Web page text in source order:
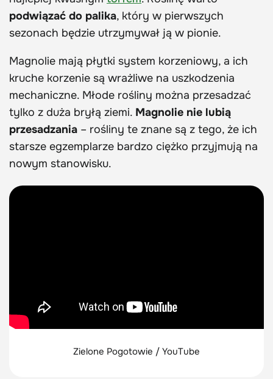
podwiązać do palika, który w pierwszych
sezonach będzie utrzymywał ją w pionie.
Magnolie mają płytki system korzeniowy, a ich
kruche korzenie są wrażliwe na uszkodzenia
mechaniczne. Młode rośliny można przesadzać
tylko z duża bryłą ziemi. Magnolie nie lubią
przesadzania – rośliny te znane są z tego, że ich
starsze egzemplarze bardzo ciężko przyjmują na
nowym stanowisku.
Zielone Pogotowie / YouTube